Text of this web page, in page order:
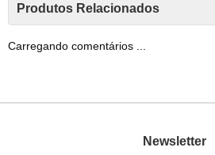
Produtos Relacionados
Carregando comentários ...
Newsletter